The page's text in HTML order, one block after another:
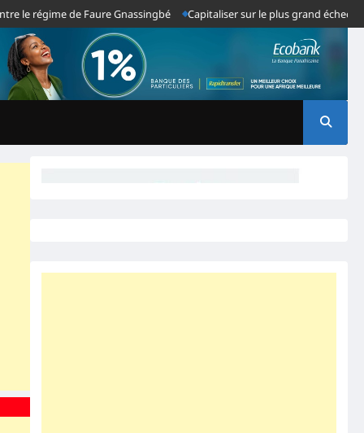
régime de Faure Gnassingbé Capitaliser sur le plus grand échec du